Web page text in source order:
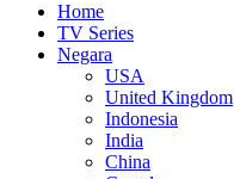
Home
TV Series
Negara
USA
United Kingdom
Indonesia
India
China